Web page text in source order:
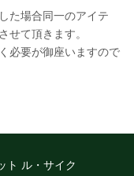
た場合同一のアイテ
せて頂きます。
必要が御座いますので
ト ル・サイク
か？